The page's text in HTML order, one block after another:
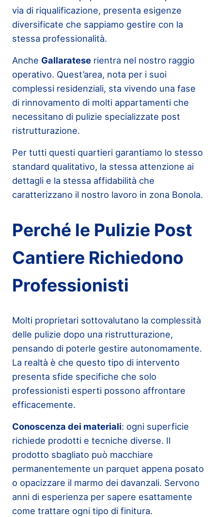
via di riqualificazione, presenta esigenze
diversificate che sappiamo gestire con la
stessa professionalità.
Anche Gallaratese rientra nel nostro raggio
operativo. Quest’area, nota per i suoi
complessi residenziali, sta vivendo una fase
di rinnovamento di molti appartamenti che
necessitano di pulizie specializzate post
ristrutturazione.
Per tutti questi quartieri garantiamo lo stesso
standard qualitativo, la stessa attenzione ai
dettagli e la stessa affidabilità che
caratterizzano il nostro lavoro in zona Bonola.
Perché le Pulizie Post
Cantiere Richiedono
Professionisti
Molti proprietari sottovalutano la complessità
delle pulizie dopo una ristrutturazione,
pensando di poterle gestire autonomamente.
La realtà è che questo tipo di intervento
presenta sfide specifiche che solo
professionisti esperti possono affrontare
efficacemente.
Conoscenza dei materiali: ogni superficie
richiede prodotti e tecniche diverse. Il
prodotto sbagliato può macchiare
permanentemente un parquet appena posato
o opacizzare il marmo dei davanzali. Servono
anni di esperienza per sapere esattamente
come trattare ogni tipo di finitura.